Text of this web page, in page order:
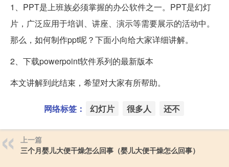
1、PPT是上班族必须掌握的办公软件之一。PPT是幻灯
片，广泛应用于培训、讲座、演示等需要展示的活动中。
那么，如何制作ppt呢？下面小向给大家详细讲解。
2、下载powerpoint软件系列的最新版本
本文讲解到此结束，希望对大家有所帮助。
网络标签： 幻灯片 很多人 还不
上一篇
三个月婴儿大便干燥怎么回事（婴儿大便干燥怎么回事）